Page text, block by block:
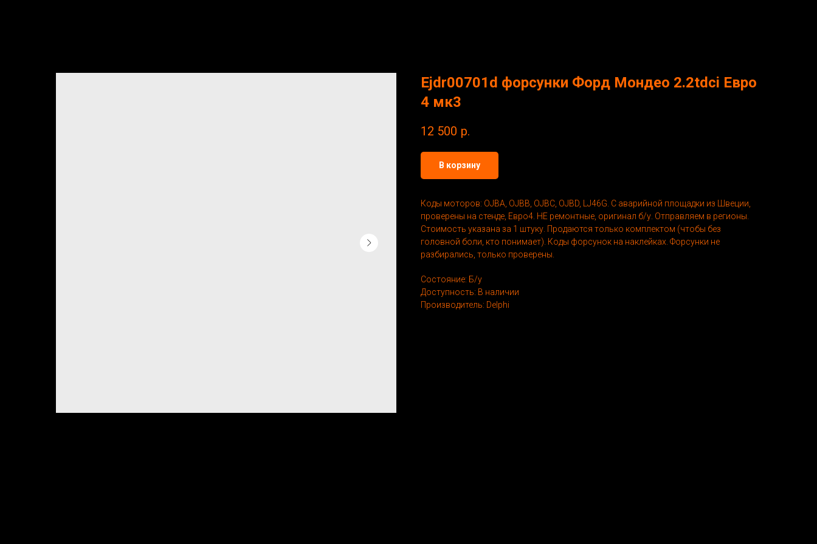
Ejdr00701d форсунки Форд Мондео 2.2tdci Евро
4 мк3
12 500 р.
В корзину
Коды моторов: OJBA, OJBB, OJBC, OJBD, LJ46G. С аварийной площадки из Швеции,
проверены на стенде, Евро4. НЕ ремонтные, оригинал б/у. Отправляем в регионы.
Стоимость указана за 1 штуку. Продаются только комплектом (чтобы без
головной боли, кто понимает). Коды форсунок на наклейках. Форсунки не
разбирались, только проверены.
Состояние: Б/у
Доступность: В наличии
Производитель: Delphi